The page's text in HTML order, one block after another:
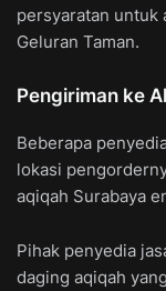
persyaratan untuk
Geluran Taman.
Pengiriman ke
Beberapa
lokasi
aqiqah Surabaya
Pihak penyedia
daging aqiqah